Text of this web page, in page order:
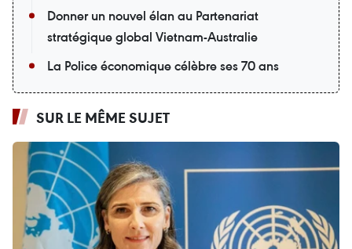
Donner un nouvel élan au Partenariat
stratégique global Vietnam-Australie
La Police économique célèbre ses 70 ans
SUR LE MÊME SUJET